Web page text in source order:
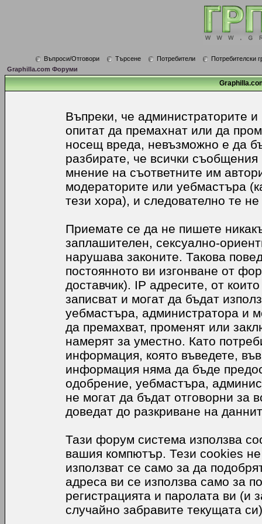
Въпроси/Отговори Търсене Потребители
Потребителски
Graphilla.com Форуми
Въпреки, че администраторите
опитат да премахнат или да
носещ вреда, невъзможно е да
разбирате, че всички
мнение на съответните им
модераторите или уебмастъра
тези хора), и следователно те не
Приемате се да не пишете
заплашителен, сексуално-
нарушава законите. Такова
постоянното ви изгонване от
доставчик). IP адресите, от
записват и могат да бъдат
уебмастъра, администратора и
да премахват, променят или
намерят за уместно. Като
информация, която въведете,
информация няма да бъде
одобрение, уебмастъра,
не могат да бъдат отговорни за
доведат до разкриване на
Тази форум система използва
вашия компютър. Тези cookies
използват се само за да
адреса ви се използва само за
регистрацията и паролата ви (и
случайно забравите текущата